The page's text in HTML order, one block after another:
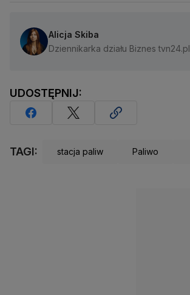
Alicja Skiba
Dziennikarka działu Biznes tvn24.pl
UDOSTĘPNIJ:
TAGI: stacja paliw Paliwo